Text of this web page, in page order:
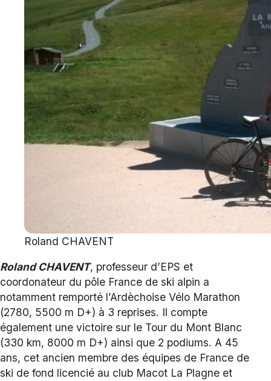
Roland CHAVENT
Roland CHAVENT, professeur d’EPS et
coordonateur du pôle France de ski alpin a
notamment remporté l’Ardèchoise Vélo Marathon
(2780, 5500 m D+) à 3 reprises. Il compte
également une victoire sur le Tour du Mont Blanc
(330 km, 8000 m D+) ainsi que 2 podiums. A 45
ans, cet ancien membre des équipes de France de
ski de fond licencié au club Macot La Plagne et